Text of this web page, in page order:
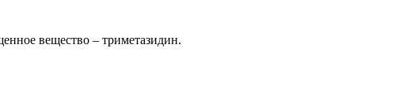
вещество – триметазидин.